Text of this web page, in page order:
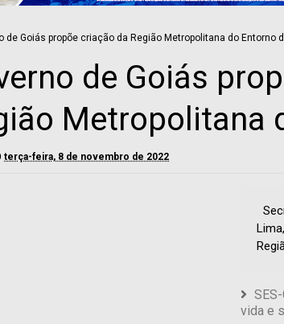
de Goiás
Metropolitana
terça-feira, 8 de novembro de 2022
vida e